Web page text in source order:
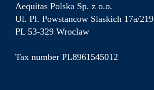
Aequitas Polska Sp. z o.o.
Ul. Pl. Powstancow Slaskich 17a/219
PL 53-329 Wroclaw
Tax number PL8961545012